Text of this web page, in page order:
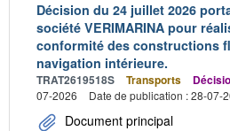
Décision du 24 juillet 2026
société VERIMARINA pour
conformité des constructions
navigation intérieure.
TRAT2619518S Transports
07-2026
Date de publication : 28-07-
Document principal